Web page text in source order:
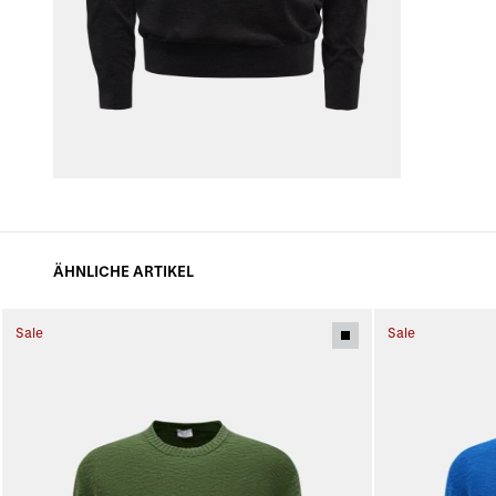
ÄHNLICHE ARTIKEL
Sale Sale